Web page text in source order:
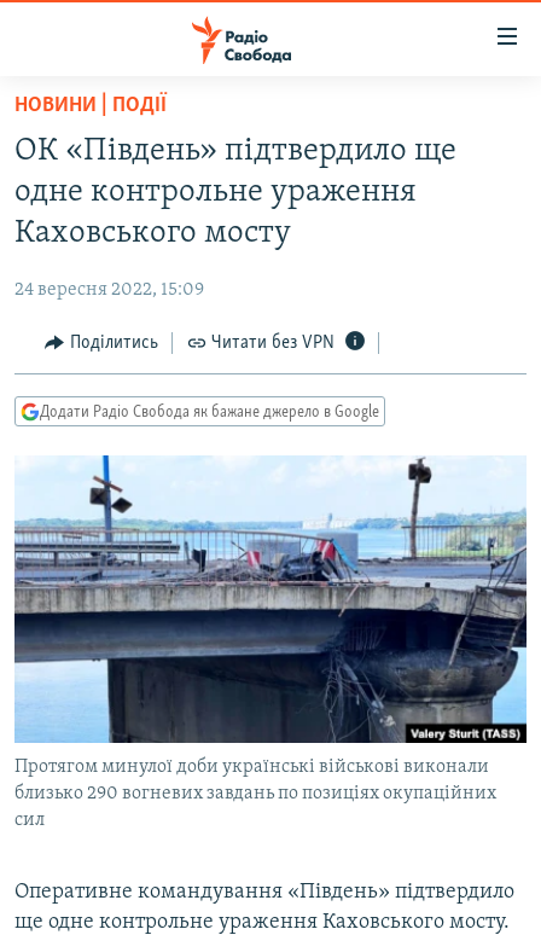
Перейти
основного
матеріалу
Перейти
до
основної
навігації
Перейти
до
пошуку
ВСЕ ЗА ДОБУ
СТАТТІ
ЕКОНОМІКА
СУСПІЛЬСТВО
УКРАЇНА
СВІТ
РОСІЙСЬКА «ФІЛЬТРАЦІЯ»
ДОНБАС.РЕАЛІЇ
ТИ ЯК?
СХЕМИ
КИТАЙ.ВИКЛИКИ
МУЛЬТИМЕДІА
ФОТО
СПЕЦПРОЄКТИ
ПОДКАСТИ
КРИМ РЕАЛІЇ
РУС
КТАТ
НОВИНИ | ПОДІЇ
ОК «Південь» підтвердило ще
одне контрольне ураження
Каховського мосту
24 вересня 2022, 15:09
Поділитись Читати без VPN
Додати Радіо Свобода як бажане джерело в Google
Протягом минулої доби українські військові виконали
близько 290 вогневих завдань по позиціях окупаційних
сил
Оперативне командування «Південь» підтвердило
ще одне контрольне ураження Каховського мосту.